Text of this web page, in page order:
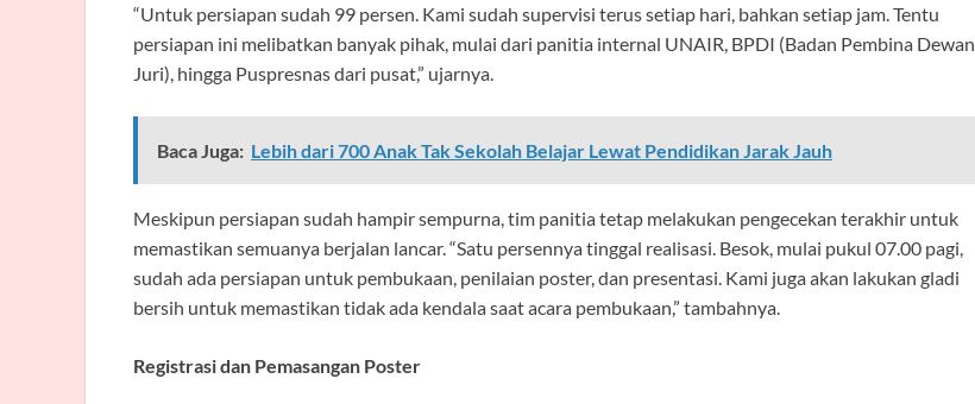
“Untuk persiapan sudah 99 persen. Kami sudah supervisi terus setiap hari, bahkan setiap jam. Tentu
persiapan ini melibatkan banyak pihak, mulai dari panitia internal UNAIR, BPDI (Badan Pembina Dewan
Juri), hingga Puspresnas dari pusat,” ujarnya.
Baca Juga: Lebih dari 700 Anak Tak Sekolah Belajar Lewat Pendidikan Jarak Jauh
Meskipun persiapan sudah hampir sempurna, tim panitia tetap melakukan pengecekan terakhir untuk
memastikan semuanya berjalan lancar. “Satu persennya tinggal realisasi. Besok, mulai pukul 07.00 pagi,
sudah ada persiapan untuk pembukaan, penilaian poster, dan presentasi. Kami juga akan lakukan gladi
bersih untuk memastikan tidak ada kendala saat acara pembukaan,” tambahnya.
Registrasi dan Pemasangan Poster